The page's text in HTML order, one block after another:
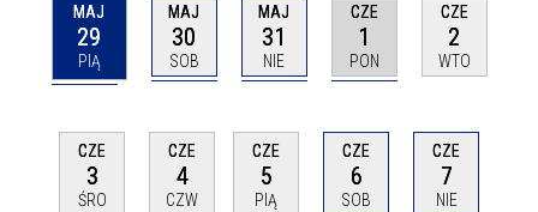
MAJ
29
PIĄ
MAJ
30
SOB
MAJ
31
NIE
CZE
1
PON
CZE
2
WTO
CZE
3
ŚRO
CZE
4
CZW
CZE
5
PIĄ
CZE
6
SOB
CZE
7
NIE